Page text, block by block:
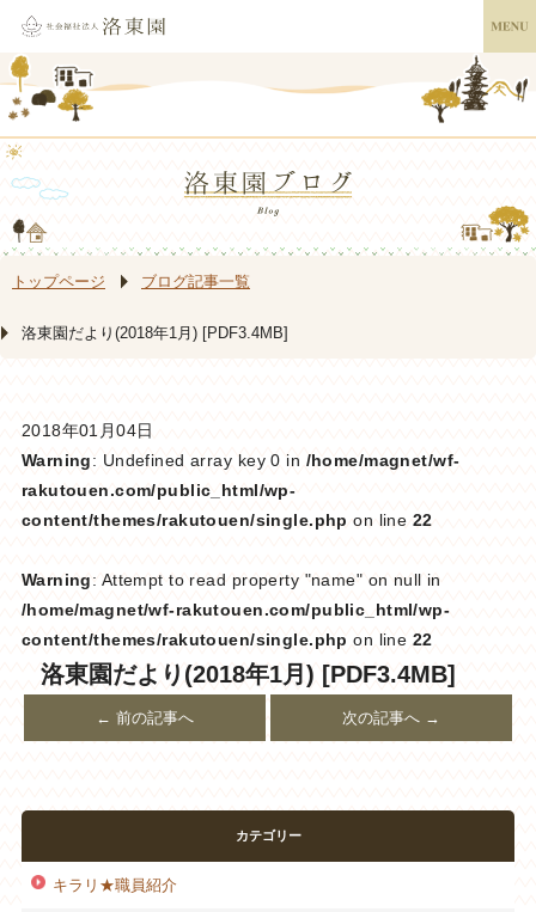
トップページ ブログ記事一覧
洛東園だより(2018年1月) [PDF3.4MB]
2018年01月04日
Warning: Undefined array key 0 in /home/magnet/wf-
rakutouen.com/public_html/wp-
content/themes/rakutouen/single.php on line 22
Warning: Attempt to read property "name" on null in
/home/magnet/wf-rakutouen.com/public_html/wp-
content/themes/rakutouen/single.php on line 22
洛東園だより(2018年1月) [PDF3.4MB]
← 前の記事へ 次の記事へ →
カテゴリー
キラリ★職員紹介